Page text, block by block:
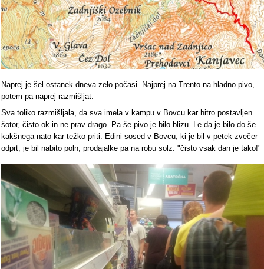
Naprej je šel ostanek dneva zelo počasi. Najprej na Trento na hladno pivo,
potem pa naprej razmišljat.
Sva toliko razmišljala, da sva imela v kampu v Bovcu kar hitro postavljen
šotor, čisto ok in ne prav drago. Pa še pivo je bilo blizu. Le da je bilo do še
kakšnega nato kar težko priti. Edini sosed v Bovcu, ki je bil v petek zvečer
odprt, je bil nabito poln, prodajalke pa na robu solz: "čisto vsak dan je tako!"